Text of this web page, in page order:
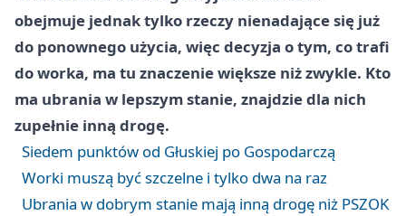
obejmuje jednak tylko rzeczy nienadające się już
do ponownego użycia, więc decyzja o tym, co trafi
do worka, ma tu znaczenie większe niż zwykle. Kto
ma ubrania w lepszym stanie, znajdzie dla nich
zupełnie inną drogę.
Siedem punktów od Głuskiej po Gospodarczą
Worki muszą być szczelne i tylko dwa na raz
Ubrania w dobrym stanie mają inną drogę niż PSZOK